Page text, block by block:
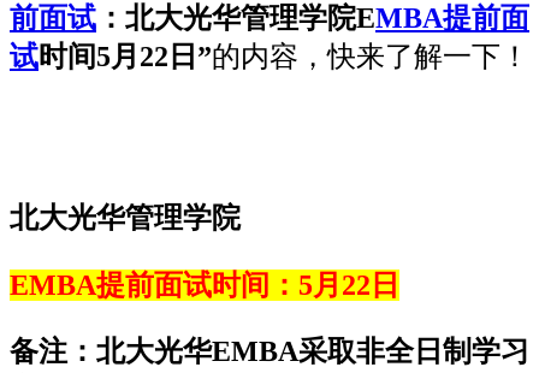
前面试 ：北大光华管理学院EMBA提前面
试时间5月22日”的内容，快来了解一下！
北大光华管理学院
EMBA提前面试时间：5月22 日
备注：北大光华EMBA采取非全日制学习